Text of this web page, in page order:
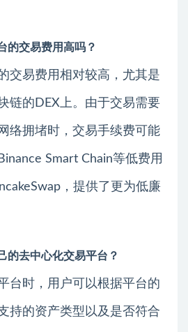
的交易费用高吗？
交易费用相对较高，尤其是
链的DEX上。由于交易需要
络拥堵时，交易手续费可能
Smart Chain等低费用
，提供了更为低廉
的去中心化交易平台？
台时，用户可以根据平台的
持的资产类型以及是否符合